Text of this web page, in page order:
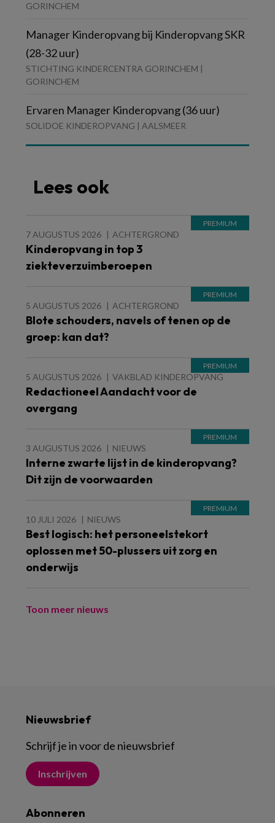
GORINCHEM
Manager Kinderopvang bij Kinderopvang SKR
(28-32 uur)
STICHTING KINDERCENTRA GORINCHEM |
GORINCHEM
Ervaren Manager Kinderopvang (36 uur)
SOLIDOE KINDEROPVANG | AALSMEER
Lees ook
7 AUGUSTUS 2026 ACHTERGROND
Kinderopvang in top 3
ziekteverzuimberoepen
5 AUGUSTUS 2026 ACHTERGROND
Blote schouders, navels of tenen op de
groep: kan dat?
5 AUGUSTUS 2026 VAKBLAD KINDEROPVANG
Redactioneel Aandacht voor de
overgang
3 AUGUSTUS 2026 NIEUWS
Interne zwarte lijst in de kinderopvang?
Dit zijn de voorwaarden
10 JULI 2026 NIEUWS
Best logisch: het personeelstekort
oplossen met 50-plussers uit zorg en
onderwijs
Toon meer nieuws
Nieuwsbrief
Schrijf je in voor de nieuwsbrief
Inschrijven
Abonneren